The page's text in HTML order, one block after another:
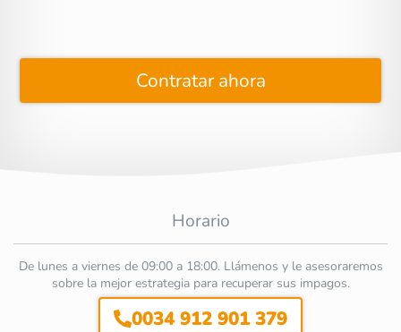
Contratar ahora
Horario
De lunes a viernes de 09:00 a 18:00. Llámenos y le asesoraremos
sobre la mejor estrategia para recuperar sus impagos.
0034 912 901 379